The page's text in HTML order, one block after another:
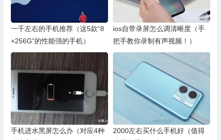
一千左右的手机推荐（这5款“8
+256G”的性能强的手机）
ios自带录屏怎么调清晰度（手
把手教你录制有声视频！）
手机进水黑屏怎么办（对应4种
2000左右买什么手机好（值得